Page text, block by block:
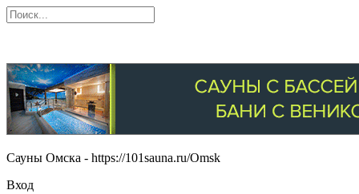
Сауны Омска - https://101sauna.ru/Omsk
Вход